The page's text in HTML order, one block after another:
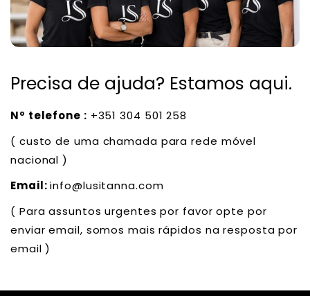
Precisa de ajuda? Estamos aqui.
Nº telefone : +351 304 501 258
( custo de uma chamada para rede móvel
nacional )
Email:info@lusitanna.com
( Para assuntos urgentes por favor opte por
enviar email, somos mais rápidos na resposta por
email )